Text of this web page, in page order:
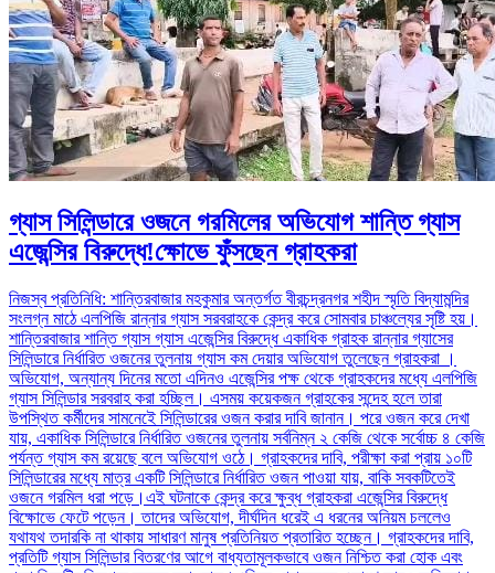
গ্যাস সিলিন্ডারে ওজনে গরমিলের অভিযোগ শান্তি গ্যাস
এজেন্সির বিরুদ্ধে!ক্ষোভে ফুঁসছেন গ্রাহকরা
নিজস্ব প্রতিনিধি: শান্তিরবাজার মহকুমার অন্তর্গত বীরচন্দ্রনগর শহীদ স্মৃতি বিদ্যামন্দির
সংলগ্ন মাঠে এলপিজি রান্নার গ্যাস সরবরাহকে কেন্দ্র করে সোমবার চাঞ্চল্যের সৃষ্টি হয়।
শান্তিরবাজার শান্তি গ্যাস গ্যাস এজেন্সির বিরুদ্ধে একাধিক গ্রাহক রান্নার গ্যাসের
সিলিন্ডারে নির্ধারিত ওজনের তুলনায় গ্যাস কম দেয়ার অভিযোগ তুলেছেন গ্রাহকরা ।
অভিযোগ, অন্যান্য দিনের মতো এদিনও এজেন্সির পক্ষ থেকে গ্রাহকদের মধ্যে এলপিজি
গ্যাস সিলিন্ডার সরবরাহ করা হচ্ছিল। এসময় কয়েকজন গ্রাহকের সন্দেহ হলে তারা
উপস্থিত কর্মীদের সামনেইে সিলিন্ডারের ওজন করার দাবি জানান। পরে ওজন করে দেখা
যায়, একাধিক সিলিন্ডারে নির্ধারিত ওজনের তুলনায় সর্বনিম্ন ২ কেজি থেকে সর্বোচ্চ ৪ কেজি
পর্যন্ত গ্যাস কম রয়েছে বলে অভিযোগ ওঠে। গ্রাহকদের দাবি, পরীক্ষা করা প্রায় ১০টি
সিলিন্ডারের মধ্যে মাত্র একটি সিলিন্ডারে নির্ধারিত ওজন পাওয়া যায়, বাকি সবকটিতেই
ওজনে গরমিল ধরা পড়ে।এই ঘটনাকে কেন্দ্র করে ক্ষুব্ধ গ্রাহকরা এজেন্সির বিরুদ্ধে
বিক্ষোভে ফেটে পড়েন। তাদের অভিযোগ, দীর্ঘদিন ধরেই এ ধরনের অনিয়ম চললেও
যথাযথ তদারকি না থাকায় সাধারণ মানুষ প্রতিনিয়ত প্রতারিত হচ্ছেন। গ্রাহকদের দাবি,
প্রতিটি গ্যাস সিলিন্ডার বিতরণের আগে বাধ্যতামূলকভাবে ওজন নিশ্চিত করা হোক এবং